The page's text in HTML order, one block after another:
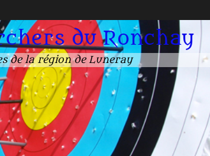
du Ronchay
de la région de Luneray